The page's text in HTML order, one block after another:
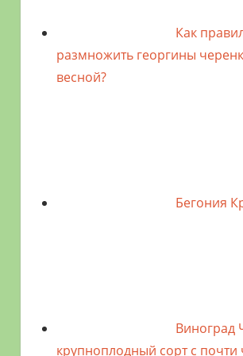
Как
размножить георгины
весной?
Бегония
Виноград
крупноплодный сорт с